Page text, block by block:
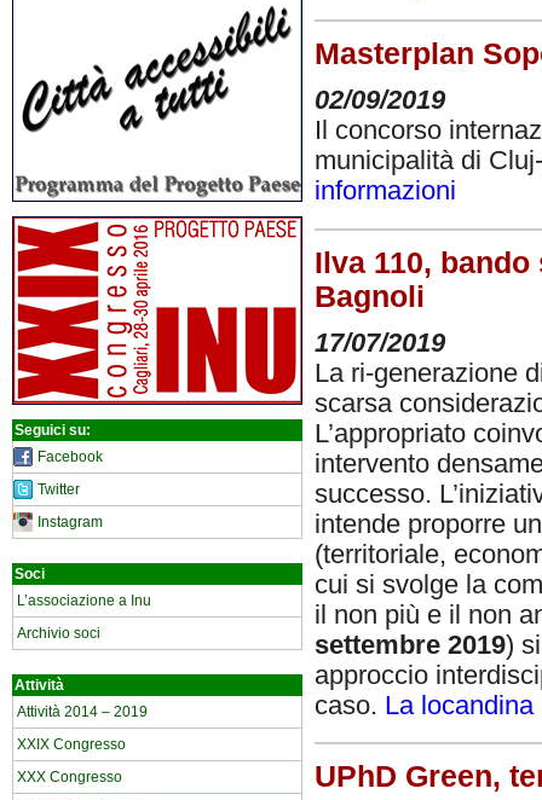
Seguici su:
Facebook
Twitter
Instagram
Soci
L’associazione a Inu
Archivio soci
Attività
Attività 2014 – 2019
XXIX Congresso
XXX Congresso
Masterplan
02/09/2019
Il concorso
municipalità di
informazioni
Ilva 110,
Bagnoli
17/07/2019
La ri-generazione
scarsa
L’appropriato
intervento
successo.
intende proporre
(territoriale,
cui si svolge la
il non più e il non
settembre 2019)
approccio
caso. La locandina
UPhD Green,